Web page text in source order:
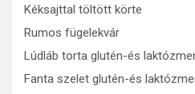
Kéksajttal töltött körte
Rumos fügelekvár
Lúdláb torta glutén-és
Fanta szelet glutén-és